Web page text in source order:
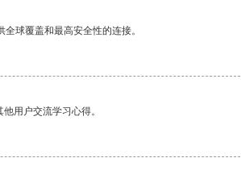
球覆盖和最高安全性的连接。
用户交流学习心得。